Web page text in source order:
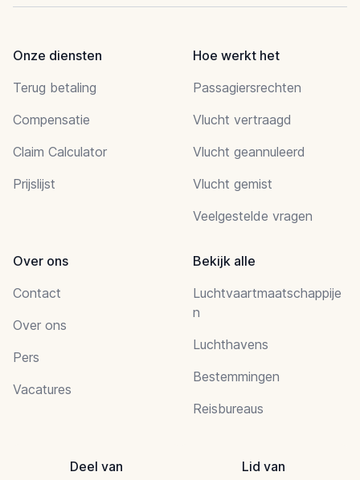
Onze diensten
Terug betaling
Compensatie
Claim Calculator
Prijslijst
Hoe werkt het
Passagiersrechten
Vlucht vertraagd
Vlucht geannuleerd
Vlucht gemist
Veelgestelde vragen
Over ons
Contact
Over ons
Pers
Vacatures
Bekijk alle
Luchtvaartmaatschappije
n
Luchthavens
Bestemmingen
Reisbureaus
Deel van Lid van